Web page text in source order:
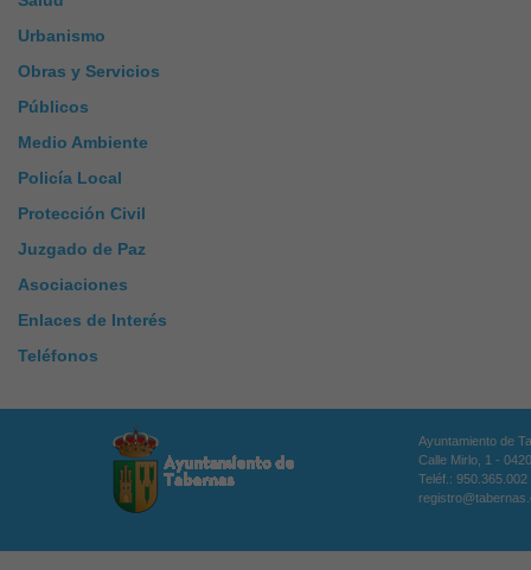
Urbanismo
Obras y Servicios
Públicos
Medio Ambiente
Policía Local
Protección Civil
Juzgado de Paz
Asociaciones
Enlaces de Interés
Teléfonos
Ayuntamiento de
Calle Mirlo, 1 -
Teléf.: